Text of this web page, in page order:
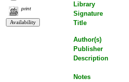
print
Library
Signature
Title
Author(s)
Publisher
Description
Notes